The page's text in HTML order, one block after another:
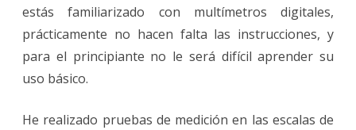
estás familiarizado con multímetros digitales,
prácticamente no hacen falta las instrucciones, y
para el principiante no le será difícil aprender su
uso básico.
He realizado pruebas de medición en las escalas de